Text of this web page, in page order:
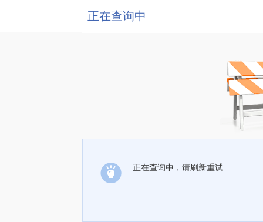
正在查询中
正在查询中，请刷新重试